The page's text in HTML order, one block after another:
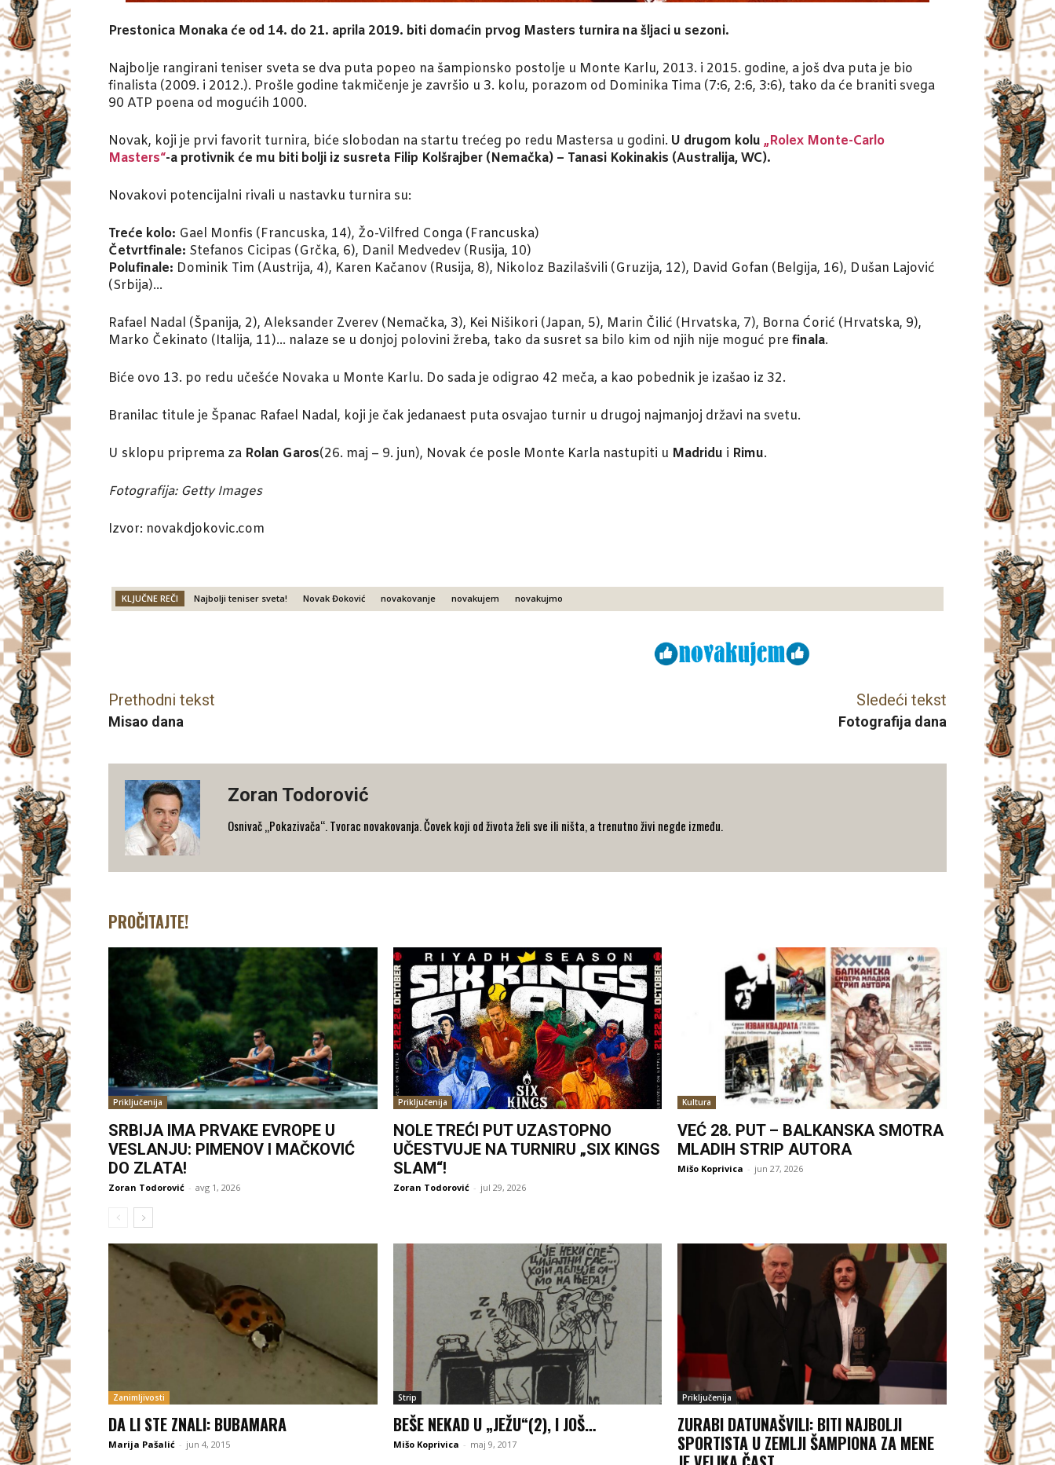
Prestonica Monaka će od 14. do 21. aprila 2019. biti domaćin prvog Masters turnira na šljaci u sezoni.
Najbolje rangirani teniser sveta se dva puta popeo na šampionsko postolje u Monte Karlu, 2013. i 2015. godine, a još dva puta je bio
finalista (2009. i 2012.). Prošle godine takmičenje je završio u 3. kolu, porazom od Dominika Tima (7:6, 2:6, 3:6), tako da će braniti svega
90 ATP poena od mogućih 1000.
Novak, koji je prvi favorit turnira, biće slobodan na startu trećeg po redu Mastersa u godini. U drugom kolu „Rolex Monte-Carlo
Masters“-a protivnik će mu biti bolji iz susreta Filip Kolšrajber (Nemačka) – Tanasi Kokinakis (Australija, WC).
Novakovi potencijalni rivali u nastavku turnira su:
Treće kolo: Gael Monfis (Francuska, 14), Žo-Vilfred Conga (Francuska)
Četvrtfinale: Stefanos Cicipas (Grčka, 6), Danil Medvedev (Rusija, 10)
Polufinale: Dominik Tim (Austrija, 4), Karen Kačanov (Rusija, 8), Nikoloz Bazilašvili (Gruzija, 12), David Gofan (Belgija, 16), Dušan Lajović
(Srbija)…
Rafael Nadal (Španija, 2), Aleksander Zverev (Nemačka, 3), Kei Nišikori (Japan, 5), Marin Čilić (Hrvatska, 7), Borna Ćorić (Hrvatska, 9),
Marko Čekinato (Italija, 11)… nalaze se u donjoj polovini žreba, tako da susret sa bilo kim od njih nije moguć pre finala.
Biće ovo 13. po redu učešće Novaka u Monte Karlu. Do sada je odigrao 42 meča, a kao pobednik je izašao iz 32.
Branilac titule je Španac Rafael Nadal, koji je čak jedanaest puta osvajao turnir u drugoj najmanjoj državi na svetu.
U sklopu priprema za Rolan Garos(26. maj – 9. jun), Novak će posle Monte Karla nastupiti u Madridu i Rimu.
Fotografija: Getty Images
Izvor: novakdjokovic.com
KLJUČNE REČI Najbolji teniser sveta! Novak Đoković novakovanje novakujem novakujmo
Prethodni tekst
Misao dana
Sledeći tekst
Fotografija dana
Zoran Todorović
Osnivač „Pokazivača“. Tvorac novakovanja. Čovek koji od života želi sve ili ništa, a trenutno živi negde između.
PROČITAJTE!
Priključenija
SRBIJA IMA PRVAKE EVROPE U
VESLANJU: PIMENOV I MAČKOVIĆ
DO ZLATA!
Zoran Todorović - avg 1, 2026
Priključenija
NOLE TREĆI PUT UZASTOPNO
UČESTVUJE NA TURNIRU „SIX KINGS
SLAM“!
Zoran Todorović - jul 29, 2026
Kultura
VEĆ 28. PUT – BALKANSKA SMOTRA
MLADIH STRIP AUTORA
Mišo Koprivica - jun 27, 2026
Zanimljivosti
DA LI STE ZNALI: BUBAMARA
Marija Pašalić - jun 4, 2015
Strip
BEŠE NEKAD U „JEŽU“(2), I JOŠ…
Mišo Koprivica - maj 9, 2017
Priključenija
ZURABI DATUNAŠVILI: BITI NAJBOLJI
SPORTISTA U ZEMLJI ŠAMPIONA ZA MENE